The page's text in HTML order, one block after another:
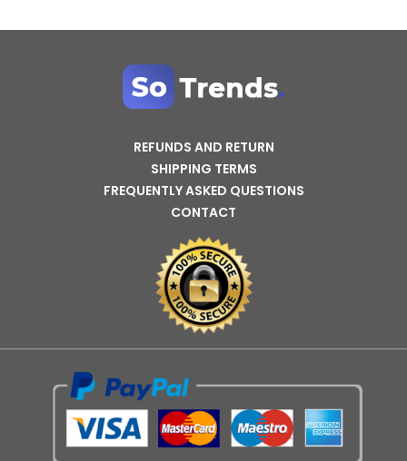
REFUNDS AND RETURN
SHIPPING TERMS
FREQUENTLY ASKED QUESTIONS
CONTACT